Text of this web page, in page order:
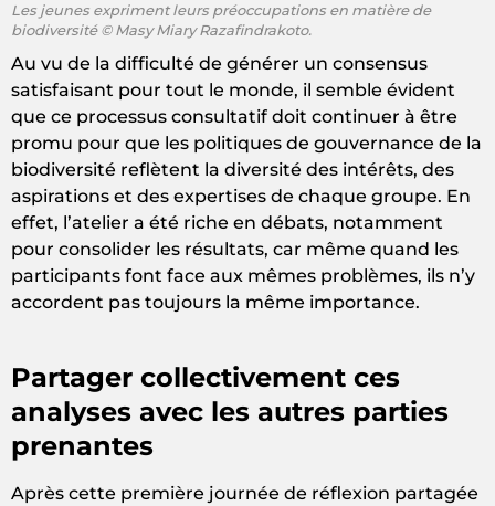
Les jeunes expriment leurs préoccupations en matière de
biodiversité © Masy Miary Razafindrakoto.
Au vu de la difficulté de générer un consensus
satisfaisant pour tout le monde, il semble évident
que ce processus consultatif doit continuer à être
promu pour que les politiques de gouvernance de la
biodiversité reflètent la diversité des intérêts, des
aspirations et des expertises de chaque groupe. En
effet, l’atelier a été riche en débats, notamment
pour consolider les résultats, car même quand les
participants font face aux mêmes problèmes, ils n’y
accordent pas toujours la même importance.
Partager collectivement ces
analyses avec les autres parties
prenantes
Après cette première journée de réflexion partagée